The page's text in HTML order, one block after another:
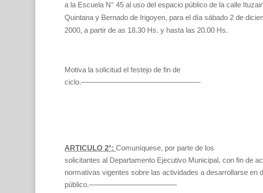
a la Escuela N° 45 al uso del espacio público de la calle
Quintana y Bernado de Irigoyen, para el día sábado 2 de
2000, a partir de as 18.30 Hs. y hasta las 20.00 Hs.
Motiva la solicitud el festejo de fin de
ciclo.————————————————-
ARTICULO 2°: Comuníquese, por parte de los
solicitantes al Departamento Ejecutivo Municipal, con fin de
normativas vigentes sobre las actividades a desarrollarse en
público.————————————